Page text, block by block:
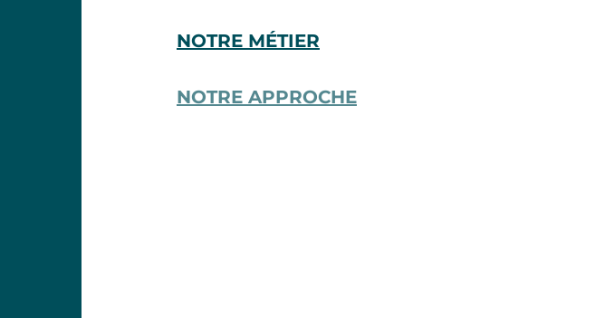
NOTRE MÉTIER
NOTRE APPROCHE